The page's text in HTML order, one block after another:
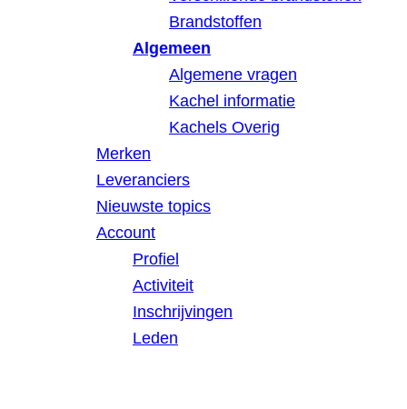
Brandstoffen
Algemeen
Algemene vragen
Kachel informatie
Kachels Overig
Merken
Leveranciers
Nieuwste topics
Account
Profiel
Activiteit
Inschrijvingen
Leden